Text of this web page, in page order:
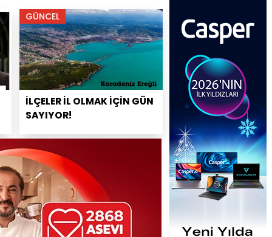
GÜNCEL
İLÇELER İL OLMAK İÇİN GÜN
SAYIYOR!